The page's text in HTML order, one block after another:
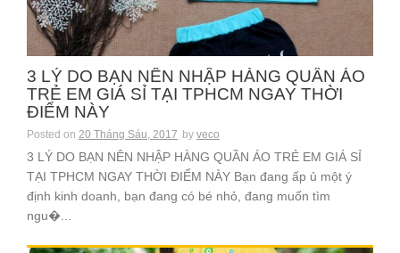
3 LÝ DO BẠN NÊN NHẬP HÀNG QUẦN ÁO
TRẺ EM GIÁ SỈ TẠI TPHCM NGAY THỜI
ĐIỂM NÀY
Posted on 20 Tháng Sáu, 2017 by veco
3 LÝ DO BẠN NÊN NHẬP HÀNG QUẦN ÁO TRẺ EM GIÁ SỈ
TẠI TPHCM NGAY THỜI ĐIỂM NÀY Bạn đang ấp ủ một ý
định kinh doanh, bạn đang có bé nhỏ, đang muốn tìm
ngu�...